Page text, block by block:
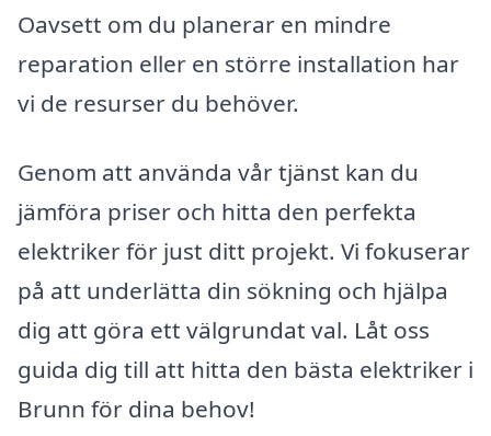
Oavsett om du planerar en mindre
reparation eller en större installation har
vi de resurser du behöver.
Genom att använda vår tjänst kan du
jämföra priser och hitta den perfekta
elektriker för just ditt projekt. Vi fokuserar
på att underlätta din sökning och hjälpa
dig att göra ett välgrundat val. Låt oss
guida dig till att hitta den bästa elektriker i
Brunn för dina behov!